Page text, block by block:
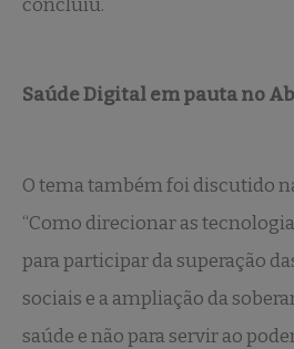
Saúde Digital em pauta no
O tema também foi discutido
“Como direcionar as
para participar da superação
sociais e a ampliação da
saúde e não para servir ao